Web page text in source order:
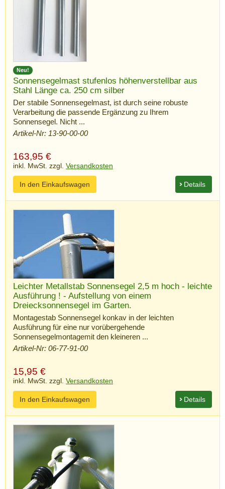
Neu!
Sonnensegelmast stufenlos höhenverstellbar aus
Stahl Länge ca. 250 cm silber
Der stabile Sonnensegelmast, ist durch seine robuste
Verarbeitung die passende Ergänzung zu Ihrem
Sonnensegel. Nicht ...
Artikel-Nr: 13-90-00-00
163,95 €
inkl. MwSt. zzgl. Versandkosten
Details
In den Einkaufswagen
Leichter Metallstab Sonnensegel 2,5 m hoch - leichte
Ausführung ! - Aufstellung von einem
Dreiecksonnensegel im Garten.
Montagestab Sonnensegel konkav in der leichten
Ausführung für eine nur vorübergehende
Sonnensegelmontagemit den kleineren ...
Artikel-Nr: 06-77-91-00
15,95 €
inkl. MwSt. zzgl. Versandkosten
Details
In den Einkaufswagen